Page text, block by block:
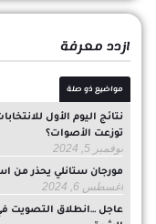
ازدد معرفة
مواضيع ذو صلة
نتائج اليوم الأول
توزعت الأصوات؟
نوفمبر 5, 2024
مورجان ستانلي يحذر من
أغسطس 6, 2024
عاجل …انطلاق التصويت في